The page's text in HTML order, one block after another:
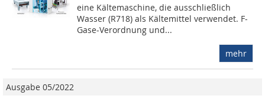
eine Kältemaschine, die ausschließlich
Wasser (R718) als Kältemittel verwendet. F-
Gase-Verordnung und...
mehr
Ausgabe 05/2022